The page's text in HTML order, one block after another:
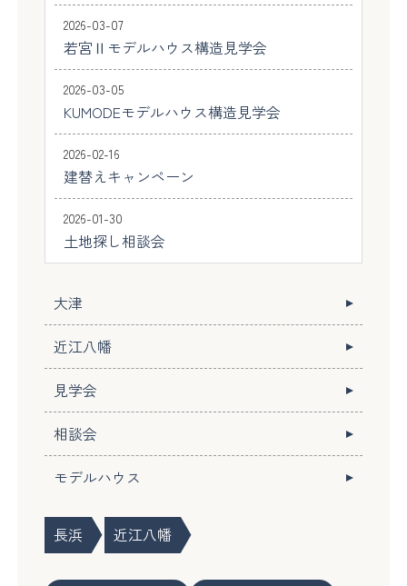
2026-03-07
若宮Ⅱモデルハウス構造見学会
2026-03-05
KUMODEモデルハウス構造見学会
2026-02-16
建替えキャンペーン
2026-01-30
土地探し相談会
大津
近江八幡
見学会
相談会
モデルハウス
長浜 近江八幡